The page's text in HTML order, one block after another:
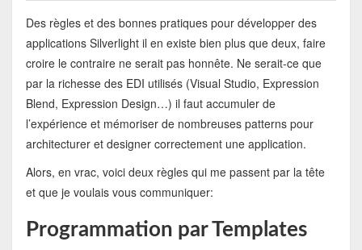
Des règles et des bonnes pratiques pour développer des
applications Silverlight il en existe bien plus que deux, faire
croire le contraire ne serait pas honnête. Ne serait-ce que
par la richesse des EDI utilisés (Visual Studio, Expression
Blend, Expression Design…) il faut accumuler de
l’expérience et mémoriser de nombreuses patterns pour
architecturer et designer correctement une application.
Alors, en vrac, voici deux règles qui me passent par la tête
et que je voulais vous communiquer:
Programmation par Templates